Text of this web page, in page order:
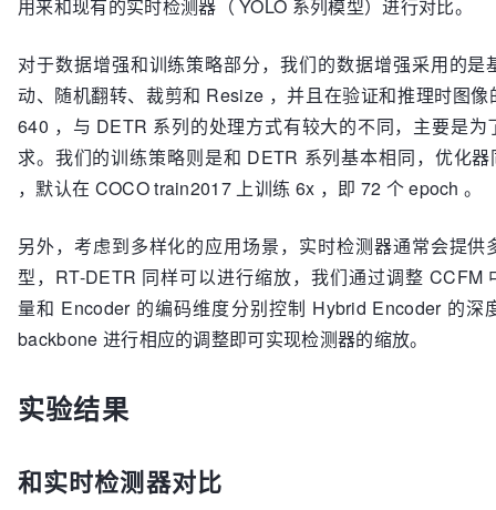
用来和现有的实时检测器（ YOLO 系列模型）进行对比。
对于数据增强和训练策略部分，我们的数据增强采用的是
动、随机翻转、裁剪和 Resize ，并且在验证和推理时图
640 ，与 DETR 系列的处理方式有较大的不同，主要是为
求。我们的训练策略则是和 DETR 系列基本相同，优化
，默认在 COCO train2017 上训练 6x ，即 72 个 epoch 。
另外，考虑到多样化的应用场景，实时检测器通常会提供
型，RT-DETR 同样可以进行缩放，我们通过调整 CCFM
量和 Encoder 的编码维度分别控制 Hybrid Encoder 的深
backbone 进行相应的调整即可实现检测器的缩放。
实验结果
和实时检测器对比